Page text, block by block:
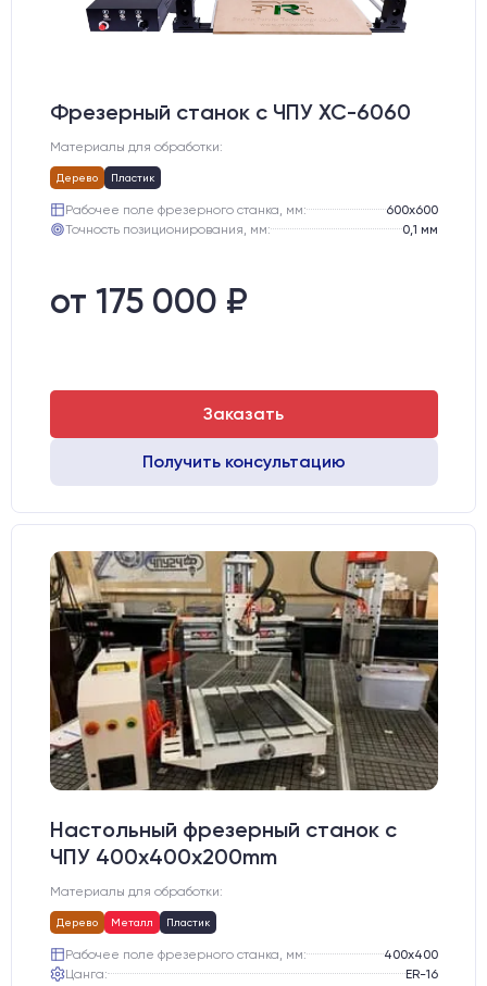
Фрезерный станок с ЧПУ XC-6060
Материалы для обработки:
Дерево Пластик
Рабочее поле фрезерного станка, мм:
600х600
Точность позиционирования, мм:
0,1 мм
от 175 000 ₽
Заказать
Получить консультацию
Настольный фрезерный станок с
ЧПУ 400x400x200mm
Материалы для обработки:
Дерево Металл Пластик
Рабочее поле фрезерного станка, мм:
400х400
Цанга:
ER-16